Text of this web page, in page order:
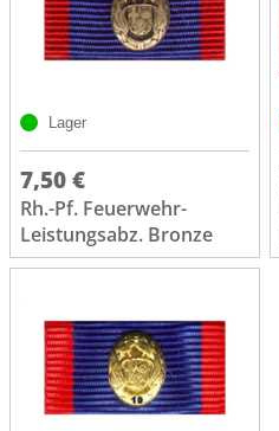
Lager
7,50 €
Rh.-Pf. Feuerwehr-
Leistungsabz. Bronze